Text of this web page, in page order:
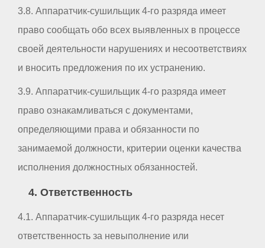
3.8. Аппаратчик-сушильщик 4-го разряда имеет
право сообщать обо всех выявленных в процессе
своей деятельности нарушениях и несоответствиях
и вносить предложения по их устранению.
3.9. Аппаратчик-сушильщик 4-го разряда имеет
право ознакамливаться с документами,
определяющими права и обязанности по
занимаемой должности, критерии оценки качества
исполнения должностных обязанностей.
4. Ответственность
4.1. Аппаратчик-сушильщик 4-го разряда несет
ответственность за невыполнение или